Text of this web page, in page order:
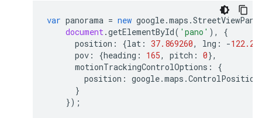
var panorama = new google.maps .
document.getElementById( 'pano' ),
{
position : {lat : 37.869260, lng : -
pov : {heading : 165, pitch : 0},
motionTrackingControlOptions :
{
position : google.maps .ControlPosition
}
});